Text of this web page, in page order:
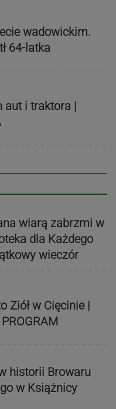
wadowickim.
64-latka
aut i traktora |
wiarą zabrzmi w
dla Każdego
wieczór
Ziół w Cięcinie |
historii Browaru
w Książnicy